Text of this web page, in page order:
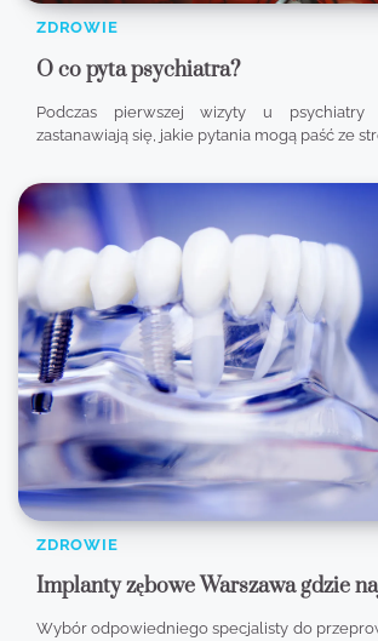
ZDROWIE
O co pyta psychiatra?
Podczas pierwszej wizyty u psychiatry
zastanawiają się, jakie pytania mogą paść ze
ZDROWIE
Implanty zębowe Warszawa gdzie
Wybór odpowiedniego specjalisty do